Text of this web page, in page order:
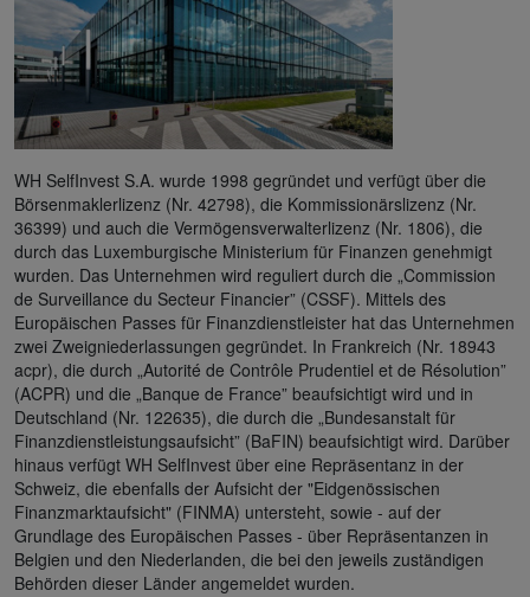
WH SelfInvest S.A. wurde 1998 gegründet und verfügt über die
Börsenmaklerlizenz (Nr. 42798), die Kommissionärslizenz (Nr.
36399) und auch die Vermögensverwalterlizenz (Nr. 1806), die
durch das Luxemburgische Ministerium für Finanzen genehmigt
wurden. Das Unternehmen wird reguliert durch die „Commission
de Surveillance du Secteur Financier” (CSSF). Mittels des
Europäischen Passes für Finanzdienstleister hat das Unternehmen
zwei Zweigniederlassungen gegründet. In Frankreich (Nr. 18943
acpr), die durch „Autorité de Contrôle Prudentiel et de Résolution”
(ACPR) und die „Banque de France” beaufsichtigt wird und in
Deutschland (Nr. 122635), die durch die „Bundesanstalt für
Finanzdienstleistungsaufsicht” (BaFIN) beaufsichtigt wird. Darüber
hinaus verfügt WH SelfInvest über eine Repräsentanz in der
Schweiz, die ebenfalls der Aufsicht der "Eidgenössischen
Finanzmarktaufsicht" (FINMA) untersteht, sowie - auf der
Grundlage des Europäischen Passes - über Repräsentanzen in
Belgien und den Niederlanden, die bei den jeweils zuständigen
Behörden dieser Länder angemeldet wurden.